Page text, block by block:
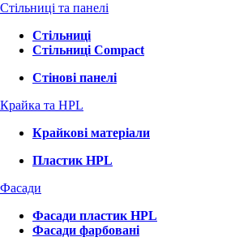
Стільниці та панелі
Стільниці
Стільниці Compact
Стінові панелі
Крайка та HPL
Крайкові матеріали
Пластик HPL
Фасади
Фасади пластик HPL
Фасади фарбовані